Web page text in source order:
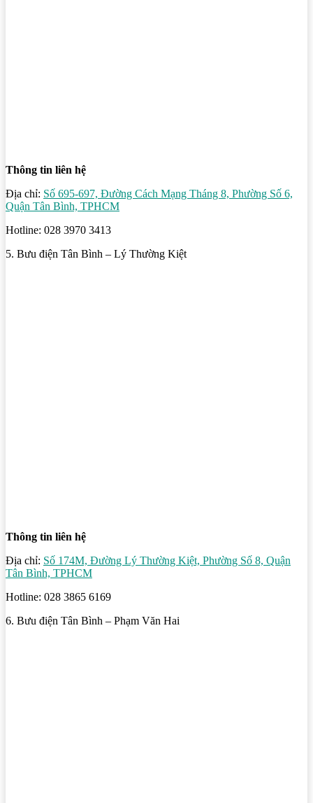
Thông tin liên hệ
Địa chỉ: Số 695-697, Đường Cách Mạng Tháng 8, Phường Số 6,
Quận Tân Bình, TPHCM
Hotline: 028 3970 3413
5. Bưu điện Tân Bình – Lý Thường Kiệt
Thông tin liên hệ
Địa chỉ: Số 174M, Đường Lý Thường Kiệt, Phường Số 8, Quận
Tân Bình, TPHCM
Hotline: 028 3865 6169
6. Bưu điện Tân Bình – Phạm Văn Hai